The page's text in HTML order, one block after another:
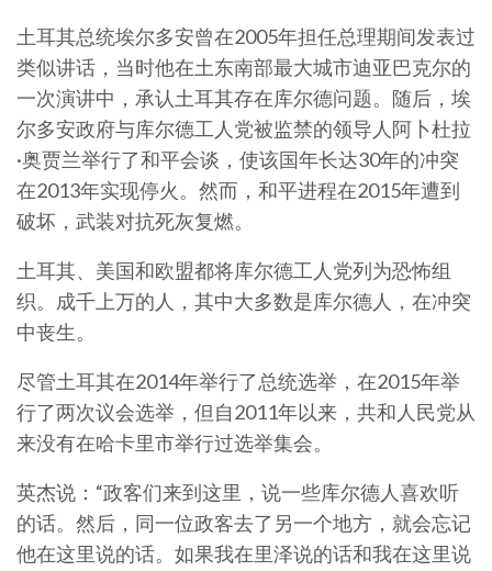
土耳其总统埃尔多安曾在2005年担任总理期间发表过
类似讲话，当时他在土东南部最大城市迪亚巴克尔的
一次演讲中，承认土耳其存在库尔德问题。随后，埃
尔多安政府与库尔德工人党被监禁的领导人阿卜杜拉
·奥贾兰举行了和平会谈，使该国年长达30年的冲突
在2013年实现停火。然而，和平进程在2015年遭到
破坏，武装对抗死灰复燃。
土耳其、美国和欧盟都将库尔德工人党列为恐怖组
织。成千上万的人，其中大多数是库尔德人，在冲突
中丧生。
尽管土耳其在2014年举行了总统选举，在2015年举
行了两次议会选举，但自2011年以来，共和人民党从
来没有在哈卡里市举行过选举集会。
英杰说：“政客们来到这里，说一些库尔德人喜欢听
的话。然后，同一位政客去了另一个地方，就会忘记
他在这里说的话。如果我在里泽说的话和我在这里说